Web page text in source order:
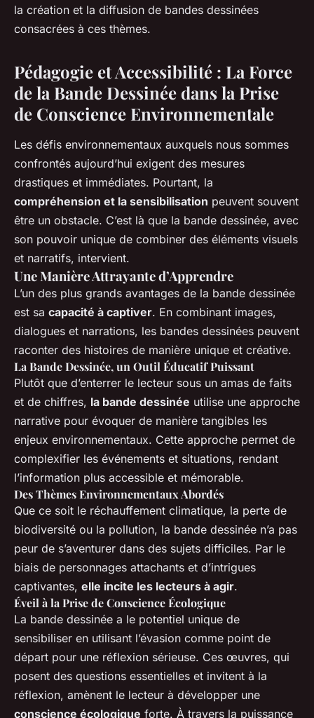
la création et la diffusion de bandes dessinées
consacrées à ces thèmes.
Pédagogie et Accessibilité : La Force
de la Bande Dessinée dans la Prise
de Conscience Environnementale
Les défis environnementaux auxquels nous sommes
confrontés aujourd’hui exigent des mesures
drastiques et immédiates. Pourtant, la
compréhension et la sensibilisation peuvent souvent
être un obstacle. C’est là que la bande dessinée, avec
son pouvoir unique de combiner des éléments visuels
et narratifs, intervient.
Une Manière Attrayante d’Apprendre
L’un des plus grands avantages de la bande dessinée
est sa capacité à captiver. En combinant images,
dialogues et narrations, les bandes dessinées peuvent
raconter des histoires de manière unique et créative.
La Bande Dessinée, un Outil Éducatif Puissant
Plutôt que d’enterrer le lecteur sous un amas de faits
et de chiffres, la bande dessinée utilise une approche
narrative pour évoquer de manière tangibles les
enjeux environnementaux. Cette approche permet de
complexifier les événements et situations, rendant
l’information plus accessible et mémorable.
Des Thèmes Environnementaux Abordés
Que ce soit le réchauffement climatique, la perte de
biodiversité ou la pollution, la bande dessinée n’a pas
peur de s’aventurer dans des sujets difficiles. Par le
biais de personnages attachants et d’intrigues
captivantes, elle incite les lecteurs à agir.
Éveil à la Prise de Conscience Écologique
La bande dessinée a le potentiel unique de
sensibiliser en utilisant l’évasion comme point de
départ pour une réflexion sérieuse. Ces œuvres, qui
posent des questions essentielles et invitent à la
réflexion, amènent le lecteur à développer une
conscience écologique forte. À travers la puissance